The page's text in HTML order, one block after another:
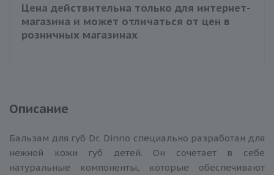
Цена действительна только для интернет-
магазина и может отличаться от цен в
розничных магазинах
Описание
Бальзам для губ Dr. Dinno специально разработан для
нежной кожи губ детей. Он сочетает в себе
натуральные компоненты, которые обеспечивают